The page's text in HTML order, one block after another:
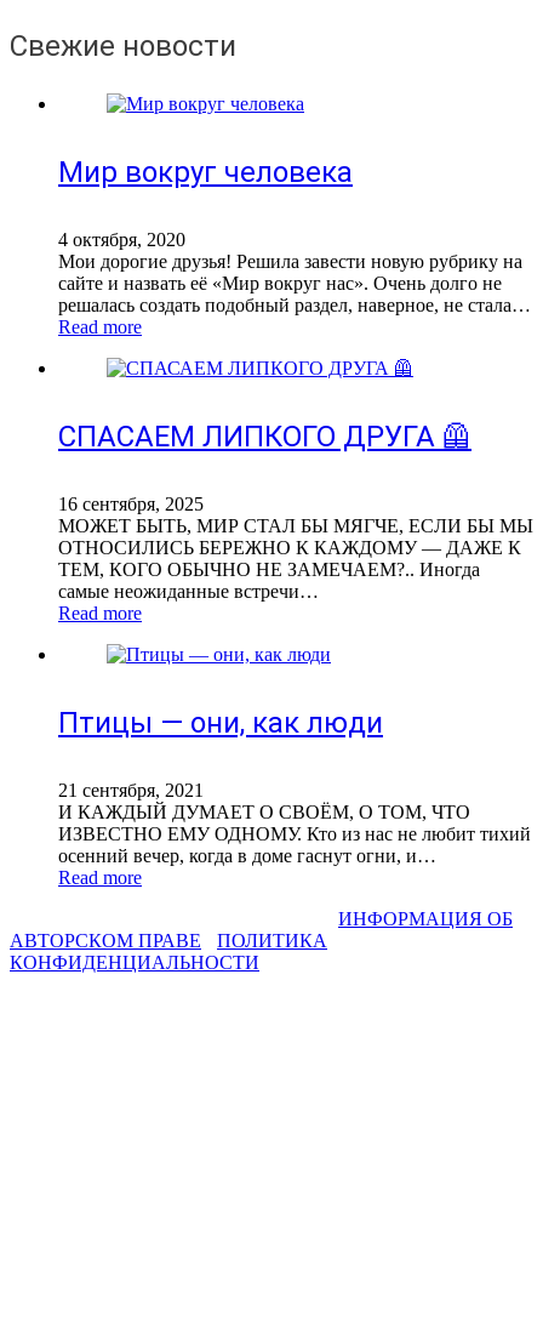
Свежие новости
Мир вокруг человека
4 октября, 2020
Мои дорогие друзья! Решила завести новую рубрику на
сайте и назвать её «Мир вокруг нас». Очень долго не
решалась создать подобный раздел, наверное, не стала…
Read more
СПАСАЕМ ЛИПКОГО ДРУГА 🦺
16 сентября, 2025
МОЖЕТ БЫТЬ, МИР СТАЛ БЫ МЯГЧЕ, ЕСЛИ БЫ МЫ
ОТНОСИЛИСЬ БЕРЕЖНО К КАЖДОМУ — ДАЖЕ К
ТЕМ, КОГО ОБЫЧНО НЕ ЗАМЕЧАЕМ?.. Иногда
самые неожиданные встречи…
Read more
Птицы — они, как люди
21 сентября, 2021
И КАЖДЫЙ ДУМАЕТ О СВОЁМ, О ТОМ, ЧТО
ИЗВЕСТНО ЕМУ ОДНОМУ. Кто из нас не любит тихий
осенний вечер, когда в доме гаснут огни, и…
Read more
ИНФОРМАЦИЯ ОБ
АВТОРСКОМ ПРАВЕ
ПОЛИТИКА
КОНФИДЕНЦИАЛЬНОСТИ